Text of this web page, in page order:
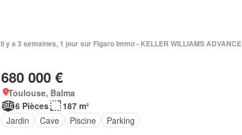
Il y a 3 semaines, 1 jour sur Figaro Immo - KELLER WILLIAMS ADVANCE
680 000 €
Toulouse, Balma
6 Pièces
187 m²
Jardin
Cave Piscine Parking